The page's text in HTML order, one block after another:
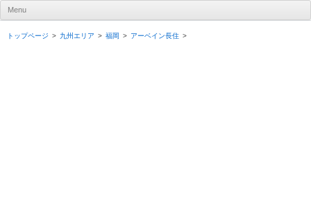
UR賃貸住宅ナビ
Menu
トップページ 九州エリア 福岡 アーベイン長住